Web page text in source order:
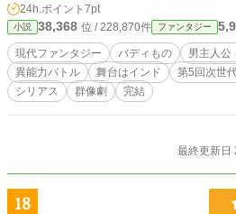
24h.ポイント 7pt
小説 38,368 位 / 228,870件 ファンタジー
現代ファンタジー バディもの 男主人公
異能力バトル
舞台はインド
第5回次世
シリアス
群像劇 完結
最終更新日
18